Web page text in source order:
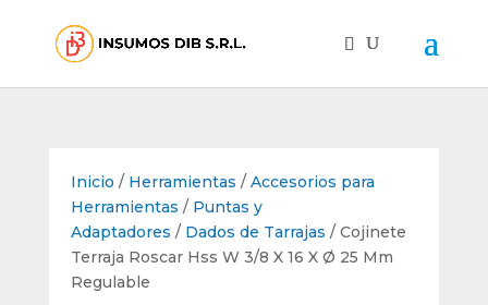
Inicio / Herramientas / Accesorios para
Herramientas / Puntas y
Adaptadores / Dados de Tarrajas / Cojinete
Terraja Roscar Hss W 3/8 X 16 X Ø 25 Mm
Regulable